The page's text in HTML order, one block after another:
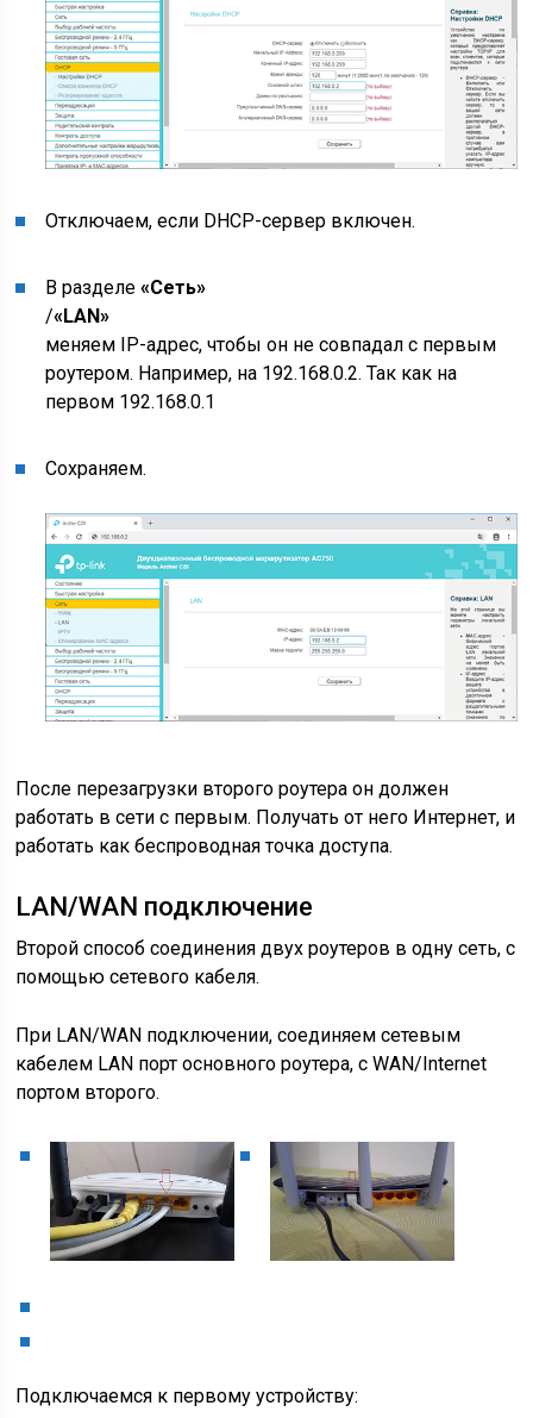
Отключаем, если DHCP-сервер включен.
В разделе«Сеть»
/«LAN»
меняем IP-адрес, чтобы он не совпадал с первым
роутером. Например, на 192.168.0.2. Так как на
первом 192.168.0.1
Сохраняем.
После перезагрузки второго роутера он должен
работать в сети с первым. Получать от него Интернет, и
работать как беспроводная точка доступа.
LAN/WAN подключение
Второй способ соединения двух роутеров в одну сеть, с
помощью сетевого кабеля.
При LAN/WAN подключении, соединяем сетевым
кабелем LAN порт основного роутера, с WAN/Internet
портом второго.
Подключаемся к первому устройству: